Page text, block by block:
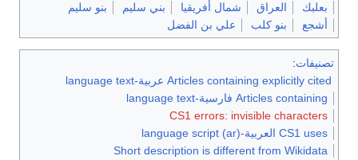
بعلبك
العراق شمال أفريقيا بني سليم
بنو سليم
أشجع
بنو كلب علي بن الفضل
تصنيفات:
Articles containing explicitly cited عربية-language text
Articles containing فارسية-language text
CS1 errors: invisible characters
CS1 uses العربية-language script (ar)
Short description is different from Wikidata